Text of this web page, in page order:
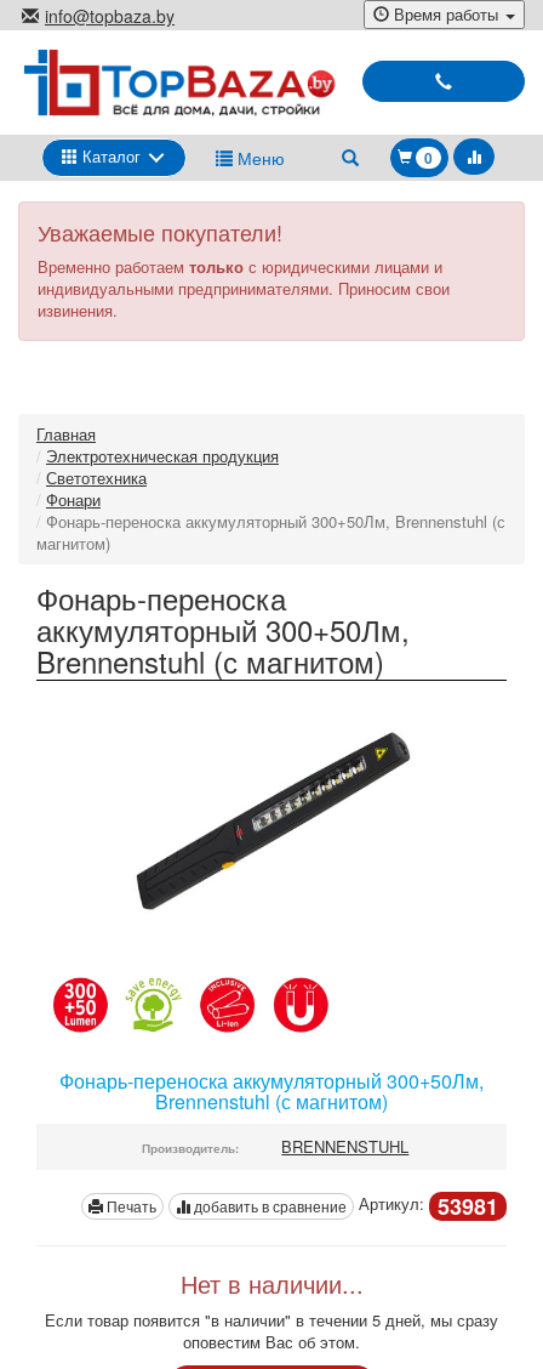
Перейти
к
основному
содержанию
Время работы
info@topbaza.by
г.Минск, ул. Радиальная, 40,
каб. 707-5
Выбирай
ипокупай
Каталог Меню 0
Уважаемые покупатели!
Временно работаем только с юридическими лицами и
индивидуальными предпринимателями. Приносим свои
извинения.
Главная
Электротехническая продукция
Светотехника
Фонари
Фонарь-переноска аккумуляторный 300+50Лм, Brennenstuhl (с
магнитом)
Фонарь-переноска
аккумуляторный 300+50Лм,
Brennenstuhl (с магнитом)
Фонарь-переноска аккумуляторный 300+50Лм,
Brennenstuhl (с магнитом)
Производитель: BRENNENSTUHL
Печать добавить в сравнение Артикул: 53981
Нет в наличии...
Если товар появится "в наличии" в течении 5 дней, мы сразу
оповестим Вас об этом.